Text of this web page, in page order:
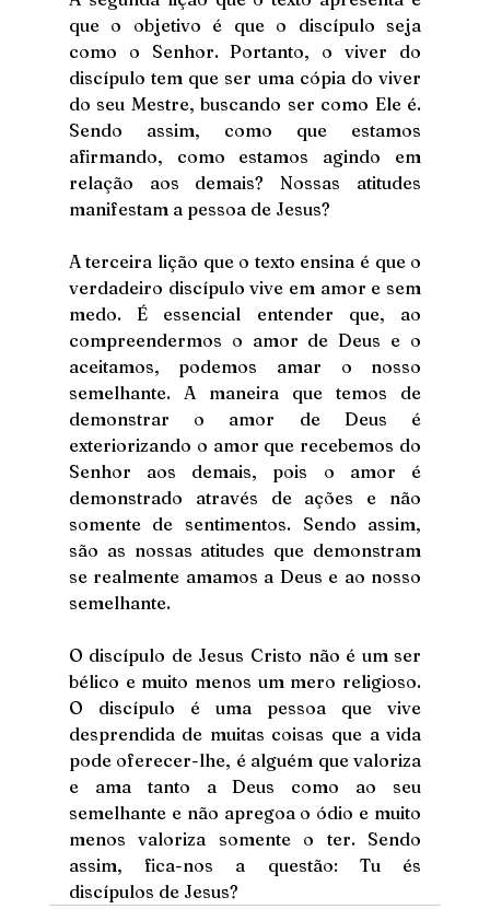
que o objetivo é que o discípulo seja
como o Senhor. Portanto, o viver do
discípulo tem que ser uma cópia do viver
do seu Mestre, buscando ser como Ele é.
Sendo assim, como que estamos
afirmando, como estamos agindo em
relação aos demais? Nossas atitudes
manifestam a pessoa de Jesus?
A terceira lição que o texto ensina é que o
verdadeiro discípulo vive em amor e sem
medo. É essencial entender que, ao
compreendermos o amor de Deus e o
aceitamos, podemos amar o nosso
semelhante. A maneira que temos de
demonstrar o amor de Deus é
exteriorizando o amor que recebemos do
Senhor aos demais, pois o amor é
demonstrado através de ações e não
somente de sentimentos. Sendo assim,
são as nossas atitudes que demonstram
se realmente amamos a Deus e ao nosso
semelhante.
O discípulo de Jesus Cristo não é um ser
bélico e muito menos um mero religioso.
O discípulo é uma pessoa que vive
desprendida de muitas coisas que a vida
pode oferecer-lhe, é alguém que valoriza
e ama tanto a Deus como ao seu
semelhante e não apregoa o ódio e muito
menos valoriza somente o ter. Sendo
assim, fica-nos a questão: Tu és
discípulos de Jesus?